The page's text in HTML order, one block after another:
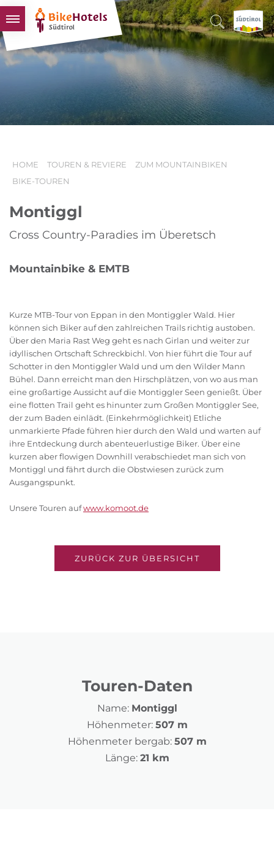
BIKEHOTELS
HOTELS & PAKETE
TOUREN & REVIERE
SÜDTIROL & WIR
HOME TOUREN & REVIERE
ZUM MOUNTAINBIKEN
BIKE-TOUREN
Montiggl
Cross Country-Paradies im Überetsch
Mountainbike & EMTB
Kurze MTB-Tour von Eppan in den Montiggler Wald. Hier
können sich Biker auf den zahlreichen Trails richtig austoben.
Über den Maria Rast Weg geht es nach Girlan und weiter zur
idyllischen Ortschaft Schreckbichl. Von hier führt die Tour auf
Schotter in den Montiggler Wald und um den Wilder Mann
Bühel. Dann erreicht man den Hirschplätzen, von wo aus man
eine großartige Aussicht auf die Montiggler Seen genießt. Über
eine flotten Trail geht es hinunter zum Großen Montiggler See,
der zum Baden einlädt. (Einkehrmöglichkeit) Etliche
unmarkierte Pfade führen hier durch den Wald und warten auf
ihre Entdeckung durch abenteuerlustige Biker. Über eine
kurzen aber flowigen Downhill verabschiedet man sich von
Montiggl und fährt durch die Obstwiesen zurück zum
Ausgangspunkt.
Unsere Touren aufwww.komoot.de
ZURÜCK ZUR ÜBERSICHT
Touren-Daten
Name: Montiggl
Höhenmeter: 507 m
Höhenmeter bergab: 507 m
Länge: 21 km